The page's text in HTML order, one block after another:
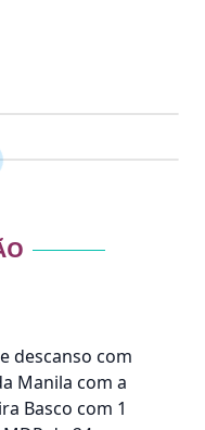
descanso com
Manila com a
Basco com 1